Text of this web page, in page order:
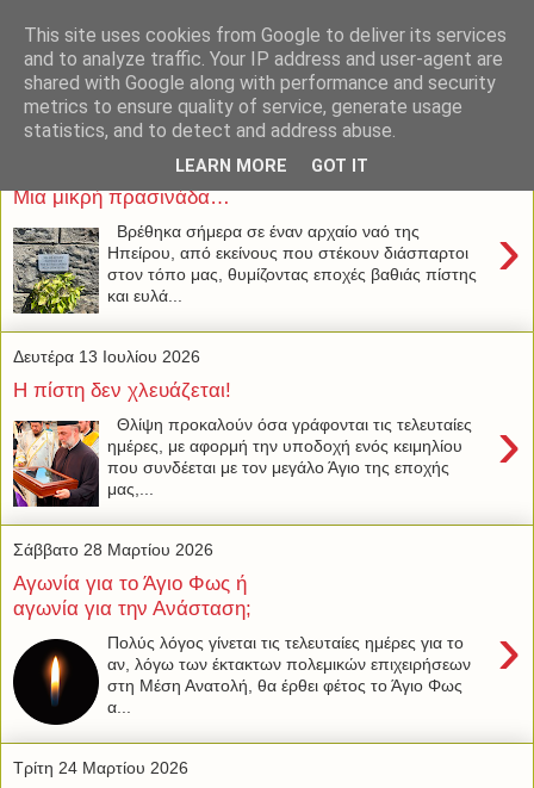
Τρίτη 14 Ιουλίου 2026
Μια μικρή πρασινάδα…
›
Βρέθηκα σήμερα σε έναν αρχαίο ναό της
Ηπείρου, από εκείνους που στέκουν διάσπαρτοι
στον τόπο μας, θυμίζοντας εποχές βαθιάς πίστης
και ευλά...
Δευτέρα 13 Ιουλίου 2026
Η πίστη δεν χλευάζεται!
›
Θλίψη προκαλούν όσα γράφονται τις τελευταίες
ημέρες, με αφορμή την υποδοχή ενός κειμηλίου
που συνδέεται με τον μεγάλο Άγιο της εποχής
μας,...
Σάββατο 28 Μαρτίου 2026
Αγωνία για το Άγιο Φως ή
αγωνία για την Ανάσταση;
›
Πολύς λόγος γίνεται τις τελευταίες ημέρες για το
αν, λόγω των έκτακτων πολεμικών επιχειρήσεων
στη Μέση Ανατολή, θα έρθει φέτος το Άγιο Φως
α...
Τρίτη 24 Μαρτίου 2026
This site uses cookies from Google to deliver its services
and to analyze traffic. Your IP address and user-agent are
shared with Google along with performance and security
metrics to ensure quality of service, generate usage
statistics, and to detect and address abuse.
LEARN MORE GOT IT